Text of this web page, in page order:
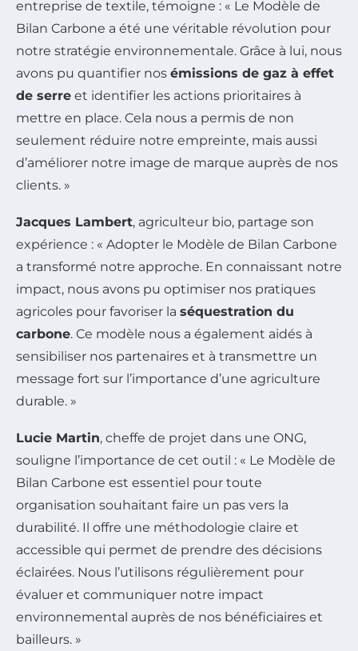
entreprise de textile, témoigne : « Le Modèle de
Bilan Carbone a été une véritable révolution pour
notre stratégie environnementale. Grâce à lui, nous
avons pu quantifier nos émissions de gaz à effet
de serre et identifier les actions prioritaires à
mettre en place. Cela nous a permis de non
seulement réduire notre empreinte, mais aussi
d’améliorer notre image de marque auprès de nos
clients. »
Jacques Lambert, agriculteur bio, partage son
expérience : « Adopter le Modèle de Bilan Carbone
a transformé notre approche. En connaissant notre
impact, nous avons pu optimiser nos pratiques
agricoles pour favoriser la séquestration du
carbone. Ce modèle nous a également aidés à
sensibiliser nos partenaires et à transmettre un
message fort sur l’importance d’une agriculture
durable. »
Lucie Martin, cheffe de projet dans une ONG,
souligne l’importance de cet outil : « Le Modèle de
Bilan Carbone est essentiel pour toute
organisation souhaitant faire un pas vers la
durabilité. Il offre une méthodologie claire et
accessible qui permet de prendre des décisions
éclairées. Nous l’utilisons régulièrement pour
évaluer et communiquer notre impact
environnemental auprès de nos bénéficiaires et
bailleurs. »